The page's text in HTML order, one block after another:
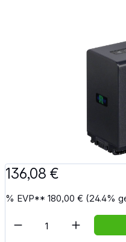
136,08 €
% EVP**180,00 € (24.4%
Artikel Anzahl: